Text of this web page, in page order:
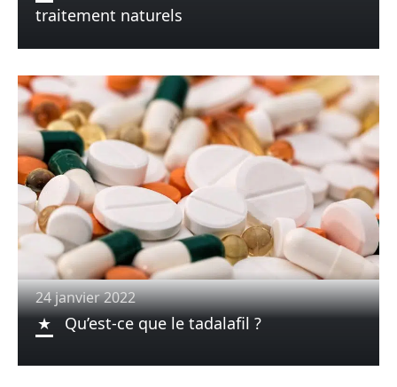
traitement naturels
24 janvier 2022
Qu’est-ce que le tadalafil ?